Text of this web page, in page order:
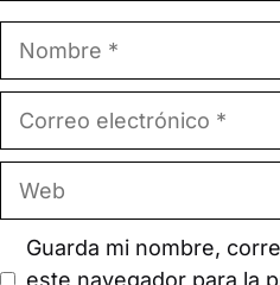
Correo
Guarda mi nombre,
este navegador para la